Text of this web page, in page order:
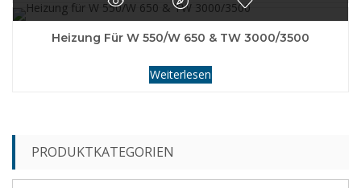
Heizung Für W 550/W 650 & TW 3000/3500
Weiterlesen
PRODUKTKATEGORIEN